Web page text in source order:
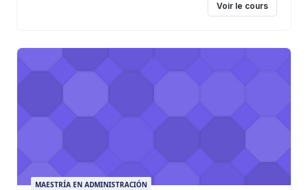
Voir le cours
MAESTRÍA EN ADMINISTRACIÓN